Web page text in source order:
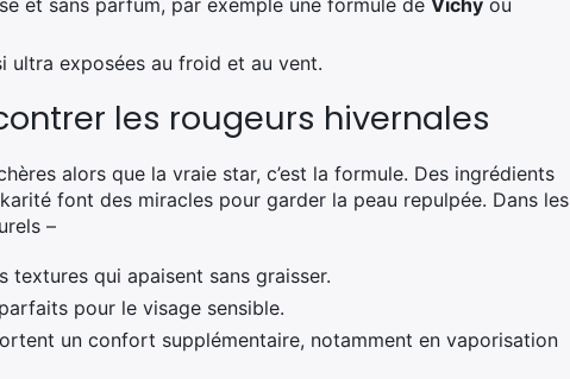
et sans parfum, par exemple une formule de Vichy ou
ultra exposées au froid et au vent.
les rougeurs hivernales
alors que la vraie star, c’est la formule. Des ingrédients
font des miracles pour garder la peau repulpée. Dans les
–
textures qui apaisent sans graisser.
pour le visage sensible.
un confort supplémentaire, notamment en vaporisation